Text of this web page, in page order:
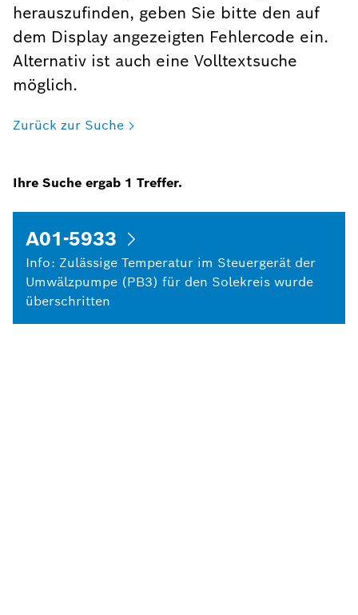
herauszufinden, geben Sie bitte den auf
dem Display angezeigten Fehlercode ein.
Alternativ ist auch eine Volltextsuche
möglich.
Zurück zur Suche
Ihre Suche ergab 1 Treffer.
A01-5933
Info: Zulässige Temperatur im Steuergerät der
Umwälzpumpe (PB3) für den Solekreis wurde
überschritten